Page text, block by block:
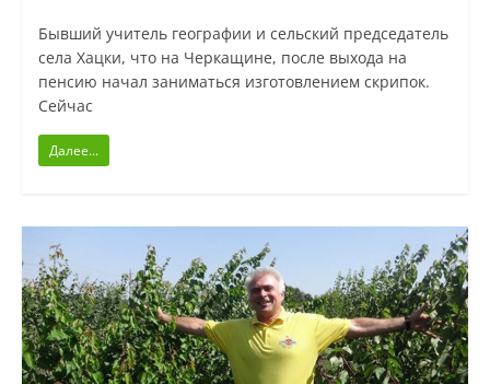
Бывший учитель географии и сельский председатель
села Хацки, что на Черкащине, после выхода на
пенсию начал заниматься изготовлением скрипок.
Сейчас
Далее...